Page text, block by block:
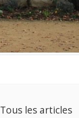
Tous les articles